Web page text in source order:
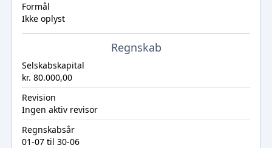
Formål
Ikke oplyst
Regnskab
Selskabskapital
kr. 80.000,00
Revision
Ingen aktiv revisor
Regnskabsår
01-07 til 30-06